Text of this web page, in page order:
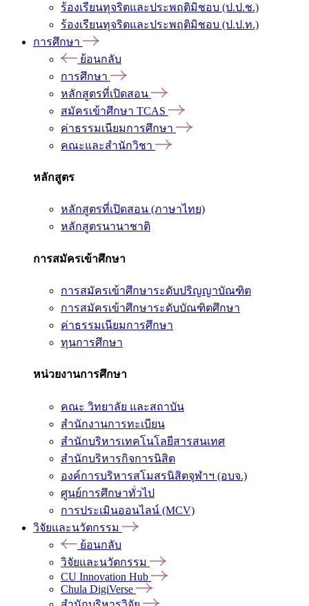
ร้องเรียนทุจริตและประพฤติมิชอบ (ป.ป.ช.)
ร้องเรียนทุจริตและประพฤติมิชอบ (ป.ป.ท.)
การศึกษา
ย้อนกลับ
การศึกษา
หลักสูตรที่เปิดสอน
สมัครเข้าศึกษา TCAS
ค่าธรรมเนียมการศึกษา
คณะและสำนักวิชา
หลักสูตร
หลักสูตรที่เปิดสอน (ภาษาไทย)
หลักสูตรนานาชาติ
การสมัครเข้าศึกษา
การสมัครเข้าศึกษาระดับปริญญาบัณฑิต
การสมัครเข้าศึกษาระดับบัณฑิตศึกษา
ค่าธรรมเนียมการศึกษา
ทุนการศึกษา
หน่วยงานการศึกษา
คณะ วิทยาลัย และสถาบัน
สำนักงานการทะเบียน
สำนักบริหารเทคโนโลยีสารสนเทศ
สำนักบริหารกิจการนิสิต
องค์การบริหารสโมสรนิสิตจุฬาฯ (อบจ.)
ศูนย์การศึกษาทั่วไป
การประเมินออนไลน์ (MCV)
วิจัยและนวัตกรรม
ย้อนกลับ
วิจัยและนวัตกรรม
CU Innovation Hub
Chula DigiVerse